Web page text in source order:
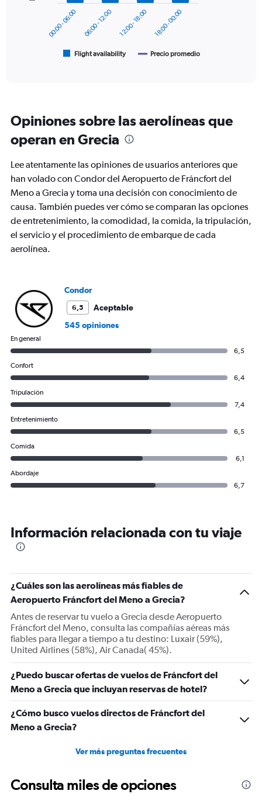
6
The
has
2
axes
displaying
Avg.
Price
and
Number
Flight availability Precio promedio
00:00 - 06:00 06:00 - 12:00 12:00 - 18:00 18:00 - 00:00
Opiniones sobre las aerolíneas que
operan en Grecia
Lee atentamente las opiniones de usuarios anteriores que
han volado con Condor del Aeropuerto de Fráncfort del
Meno a Grecia y toma una decisión con conocimiento de
causa. También puedes ver cómo se comparan las opciones
de entretenimiento, la comodidad, la comida, la tripulación,
el servicio y el procedimiento de embarque de cada
aerolínea.
Condor
6,5
Aceptable
545 opiniones
En general
6,5
Confort
6,4
Tripulación
7,4
Entretenimiento
6,5
Comida
6,1
Abordaje
6,7
Información relacionada con tu viaje
¿Cuáles son las aerolíneas más fiables de
Aeropuerto Fráncfort del Meno a Grecia?
Antes de reservar tu vuelo a Grecia desde Aeropuerto
Fráncfort del Meno, consulta las compañías aéreas más
fiables para llegar a tiempo a tu destino: Luxair (59%),
United Airlines (58%), Air Canada( 45%).
¿Puedo buscar ofertas de vuelos de Fráncfort del
Meno a Grecia que incluyan reservas de hotel?
¿Cómo busco vuelos directos de Fráncfort del
Meno a Grecia?
Ver más preguntas frecuentes
Consulta miles de opciones